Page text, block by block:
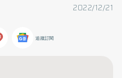
2022/12/21
追蹤訂閱